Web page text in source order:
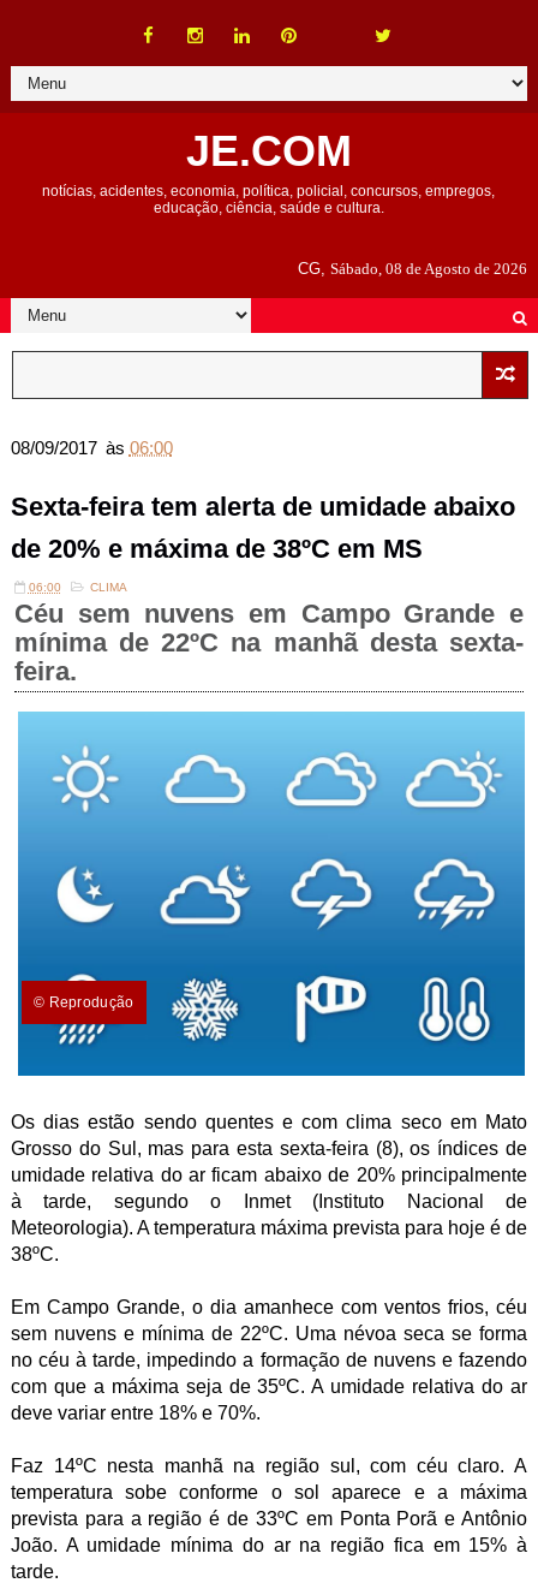
JE.COM
notícias, acidentes, economia, política, policial, concursos, empregos,
educação, ciência, saúde e cultura.
CG,Sábado, 08 de Agosto de 2026
08/09/2017 às 06:00
Sexta-feira tem alerta de umidade abaixo
de 20% e máxima de 38ºC em MS
06:00 CLIMA
Céu sem nuvens em Campo Grande e
mínima de 22ºC na manhã desta sexta-
feira.
© Reprodução
Os dias estão sendo quentes e com clima seco em Mato
Grosso do Sul, mas para esta sexta-feira (8), os índices de
umidade relativa do ar ficam abaixo de 20% principalmente
à tarde, segundo o Inmet (Instituto Nacional de
Meteorologia). A temperatura máxima prevista para hoje é de
38ºC.
Em Campo Grande, o dia amanhece com ventos frios, céu
sem nuvens e mínima de 22ºC. Uma névoa seca se forma
no céu à tarde, impedindo a formação de nuvens e fazendo
com que a máxima seja de 35ºC. A umidade relativa do ar
deve variar entre 18% e 70%.
Faz 14ºC nesta manhã na região sul, com céu claro. A
temperatura sobe conforme o sol aparece e a máxima
prevista para a região é de 33ºC em Ponta Porã e Antônio
João. A umidade mínima do ar na região fica em 15% à
tarde.